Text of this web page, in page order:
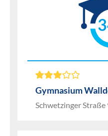
Gymnasium
Schwetzinger